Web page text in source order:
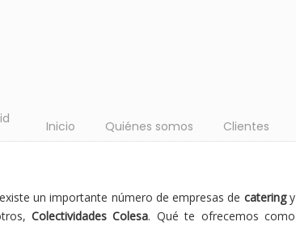
Inicio Quiénes somos Clientes
existe un importante número de empresas de cateringy
Colectividades Colesa. Qué te ofrecemos como